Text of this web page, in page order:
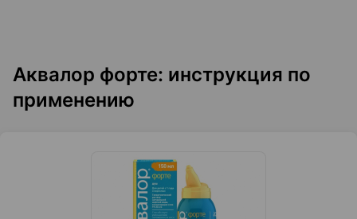
Аквалор форте: инструкция по
применению